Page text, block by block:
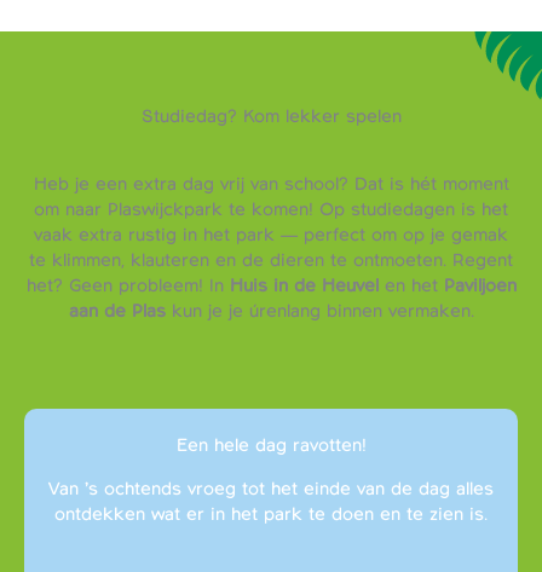
Studiedag? Kom lekker spelen
Heb je een extra dag vrij van school? Dat is hét moment
om naar Plaswijckpark te komen! Op studiedagen is het
vaak extra rustig in het park — perfect om op je gemak
te klimmen, klauteren en de dieren te ontmoeten. Regent
het? Geen probleem! In Huis in de Heuvelen het Paviljoen
aan de Plaskun je je úrenlang binnen vermaken.
Een hele dag ravotten!
Van ’s ochtends vroeg tot het einde van de dag alles
ontdekken wat er in het park te doen en te zien is.